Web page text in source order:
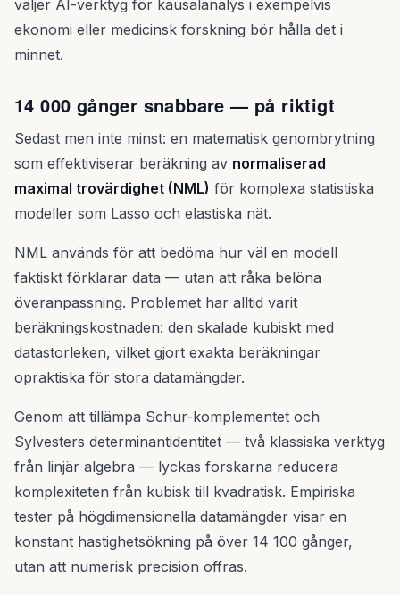
väljer AI-verktyg för kausalanalys i exempelvis
ekonomi eller medicinsk forskning bör hålla det i
minnet.
14 000 gånger snabbare — på riktigt
Sedast men inte minst: en matematisk genombrytning
som effektiviserar beräkning av normaliserad
maximal trovärdighet (NML) för komplexa statistiska
modeller som Lasso och elastiska nät.
NML används för att bedöma hur väl en modell
faktiskt förklarar data — utan att råka belöna
överanpassning. Problemet har alltid varit
beräkningskostnaden: den skalade kubiskt med
datastorleken, vilket gjort exakta beräkningar
opraktiska för stora datamängder.
Genom att tillämpa Schur-komplementet och
Sylvesters determinantidentitet — två klassiska verktyg
från linjär algebra — lyckas forskarna reducera
komplexiteten från kubisk till kvadratisk. Empiriska
tester på högdimensionella datamängder visar en
konstant hastighetsökning på över 14 100 gånger,
utan att numerisk precision offras.